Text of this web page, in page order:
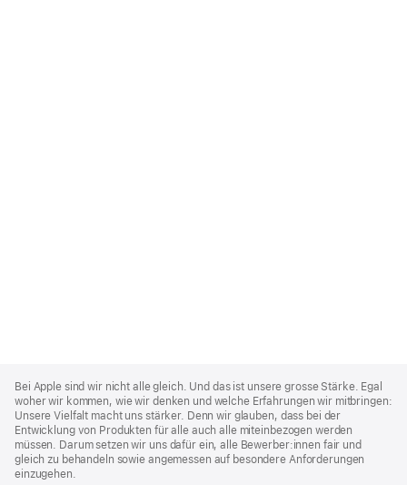
Footer
Bei Apple sind wir nicht alle gleich. Und das ist unsere grosse Stärke. Egal
woher wir kommen, wie wir denken und welche Erfahrungen wir mitbringen:
Unsere Vielfalt macht uns stärker. Denn wir glauben, dass bei der
Entwicklung von Produkten für alle auch alle miteinbezogen werden
müssen. Darum setzen wir uns dafür ein, alle Bewerber:innen fair und
gleich zu behandeln sowie angemessen auf besondere Anforderungen
einzugehen.